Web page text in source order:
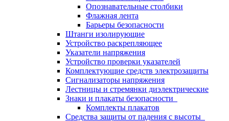
Опознавательные столбики
Флажная лента
Барьеры безопасности
Штанги изолирующие
Устройство раскрепляющее
Указатели напряжения
Устройство проверки указателей
Комплектующие средств электрозащиты
Сигнализаторы напряжения
Лестницы и стремянки диэлектрические
Знаки и плакаты безопасности
Комплекты плакатов
Средства защиты от падения с высоты